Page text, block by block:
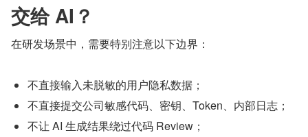
交给 AI？
在研发场景中，需要特别注意以下边界：
不直接输入未脱敏的用户隐私数据；
不直接提交公司敏感代码、密钥、Token、内部日志；
不让 AI 生成结果绕过代码 Review；